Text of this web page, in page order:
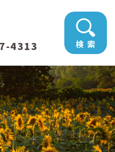
4313 検 索